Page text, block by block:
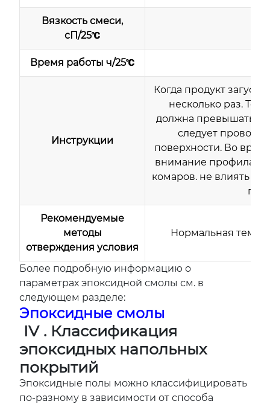
Вязкость смеси,
сП/25℃
Время работы ч/25℃
Инструкции
Когда продукт
несколько раз.
должна превышать 4
следует
поверхности. Во
внимание
комаров. не влиять на
Рекомендуемые
методы
отверждения условия
Нормальная
Более подробную информацию о
параметрах эпоксидной смолы см. в
следующем разделе:
Эпоксидные смолы
IV . Классификация
эпоксидных напольных
покрытий
Эпоксидные полы можно классифицировать
по-разному в зависимости от способа